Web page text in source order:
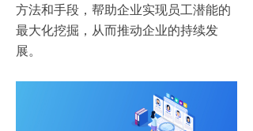
方法和手段，帮助企业实现员工潜能的
最大化挖掘，从而推动企业的持续发
展。